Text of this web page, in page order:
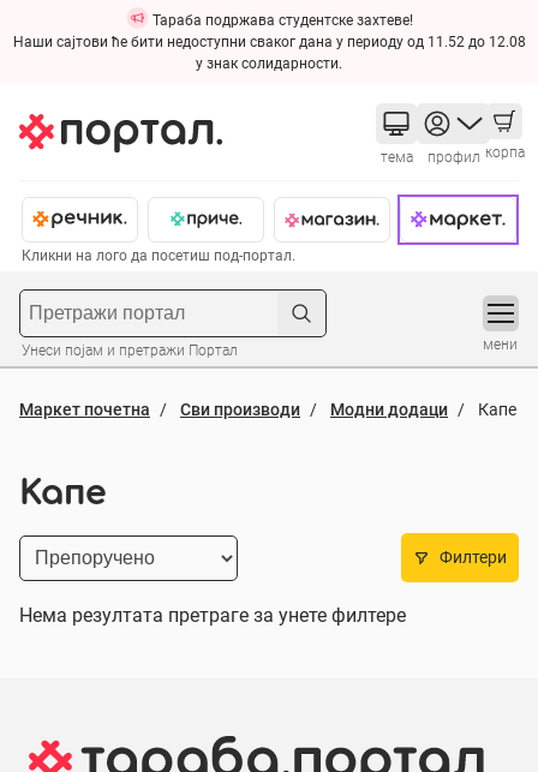
Тараба подржава студентске захтеве!
Наши сајтови ће бити недоступни сваког дана у периоду од 11.52 до 12.08
у знак солидарности.
тема профил корпа
Кликни на лого да посетиш под-портал.
Унеси појам и претражи Портал мени
Маркет почетна Сви производи Модни додаци Капе
Капе
Филтери
Нема резултата претраге за унете филтере